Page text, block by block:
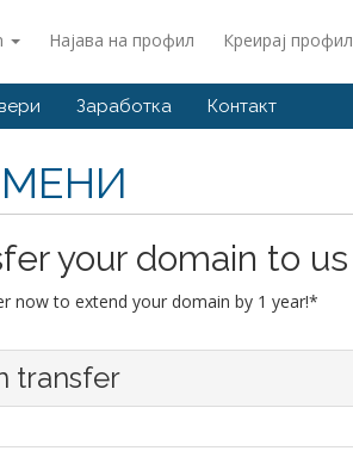
Најава на профил Креирај профил
Заработка Контакт
your domain to us
now to extend your domain by 1 year!*
transfer